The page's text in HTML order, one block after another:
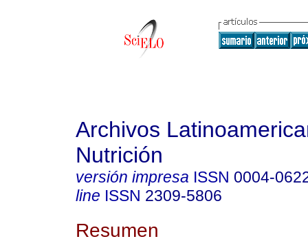
Archivos
Nutrición
versión impresa ISSN 0004-
line ISSN 2309-5806
Resumen